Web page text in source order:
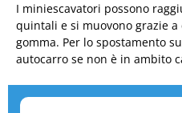
I miniescavatori possono
quintali e si muovono grazie
gomma. Per lo spostamento
autocarro se non è in ambito